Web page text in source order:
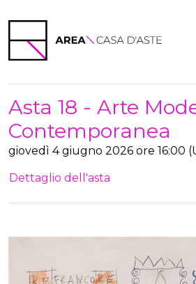
Asta 18 - Arte
Contemporanea
giovedì 4 giugno 2026 ore 16:00
Dettaglio dell'asta